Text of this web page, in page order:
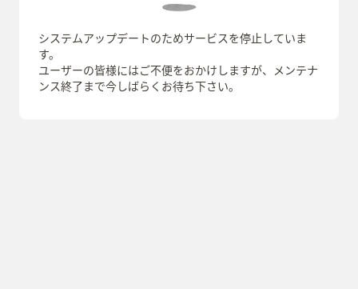
システムアップデートのためサービスを停止していま
す。
ユーザーの皆様にはご不便をおかけしますが、メンテナ
ンス終了まで今しばらくお待ち下さい。